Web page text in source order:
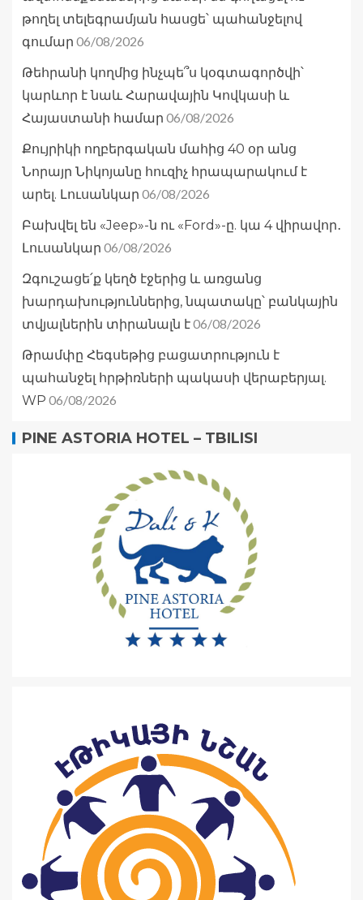
թողել տելեգրամյան հասցե՝ պահանջելով
գումար 06/08/2026
Թեհրանի կողմից ինչպե՞ս կօգտագործվի՝
կարևոր է նաև Հարավային Կովկասի և
Հայաստանի համար 06/08/2026
Քույրիկի ողբերգական մահից 40 օր անց
Նորայր Նիկոյանը հուզիչ հրապարակում է
արել. Լուսանկար 06/08/2026
Բախվել են «Jeep»-ն ու «Ford»-ը. կա 4 վիրավոր․
Լուսանկար 06/08/2026
Զգուշացե՛ք կեղծ էջերից և առցանց
խարդախություններից, նպատակը՝ բանկային
տվյալներին տիրանալն է06/08/2026
Թրամփը Հեգսեթից բացատրություն է
պահանջել հրթիռների պակասի վերաբերյալ.
WP 06/08/2026
PINE ASTORIA HOTEL – TBILISI